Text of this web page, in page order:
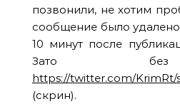
позвонили, не хотим
сообщение было
10 минут после
Зато без
https://twitter.com/KrimRt/
(скрин).